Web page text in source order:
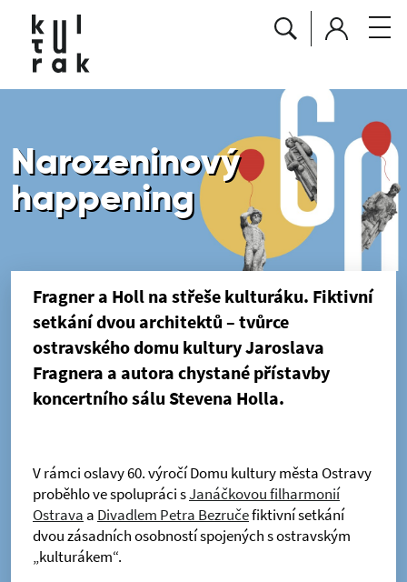
Narozeninový
happening
Fragner a Holl na střeše kulturáku. Fiktivní
setkání dvou architektů – tvůrce
ostravského domu kultury Jaroslava
Fragnera a autora chystané přístavby
koncertního sálu Stevena Holla.
V rámci oslavy 60. výročí Domu kultury města Ostravy
proběhlo ve spolupráci sJanáčkovou filharmonií
Ostrava a Divadlem Petra Bezručefiktivní setkání
dvou zásadních osobností spojených s ostravským
„kulturákem“.